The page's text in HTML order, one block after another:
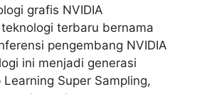
grafis NVIDIA
terbaru bernama
pengembang NVIDIA
ini menjadi generasi
Super Sampling,